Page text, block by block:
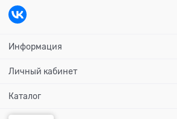
Информация
Личный кабинет
Каталог